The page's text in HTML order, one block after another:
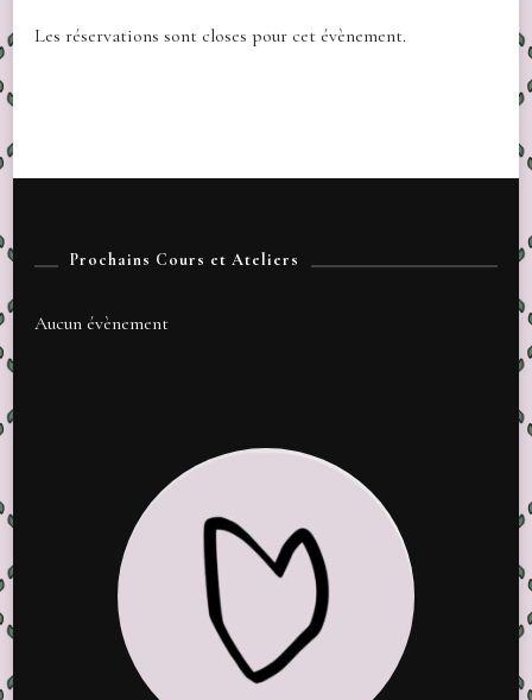
Les réservations sont closes pour cet évènement.
Prochains Cours et Ateliers
Aucun évènement